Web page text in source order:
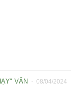
VĂN
- 08/04/2024